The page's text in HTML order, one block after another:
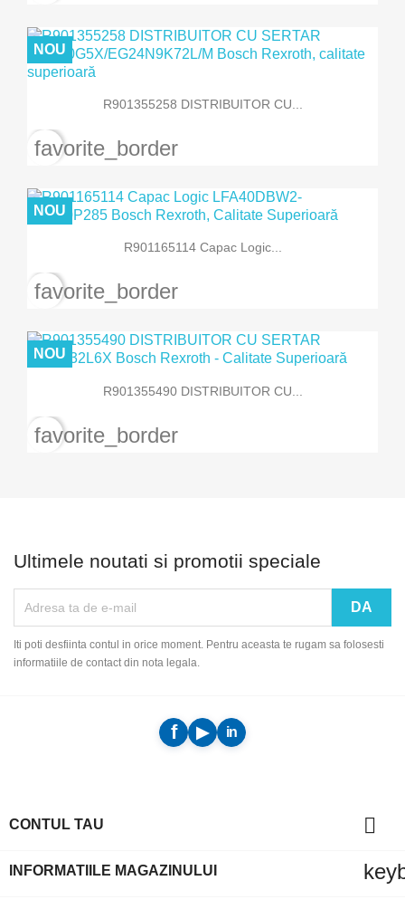
R901355258 DISTRIBUITOR CU...
NOU
favorite_border
R901165114 Capac Logic...
NOU
favorite_border
R901355490 DISTRIBUITOR CU...
NOU
favorite_border
Ultimele noutati si promotii speciale
Iti poti desfiinta contul in orice moment. Pentru aceasta te rugam sa folosesti
informatiile de contact din nota legala.
CONTUL TAU 
INFORMATIILE MAGAZINULUI